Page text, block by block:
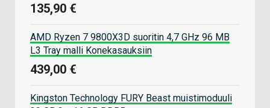
135,90 €
AMD Ryzen 7 9800X3D suoritin 4,7 GHz 96 MB
L3 Tray malli Konekasauksiin
439,00 €
Kingston Technology FURY Beast muistimoduuli